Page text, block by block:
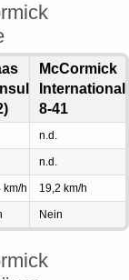
McCormick
International
8-41
n.d.
n.d.
km/h 19,2 km/h
Nein